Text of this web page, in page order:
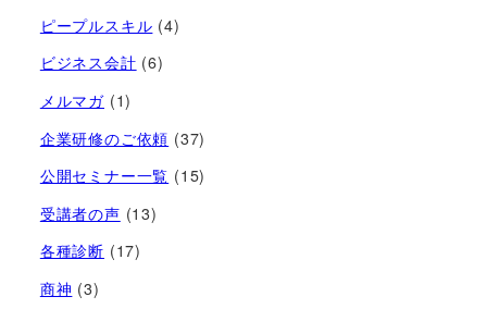
ピープルスキル (4)
ビジネス会計 (6)
メルマガ (1)
企業研修のご依頼 (37)
公開セミナー一覧 (15)
受講者の声 (13)
各種診断 (17)
商神 (3)